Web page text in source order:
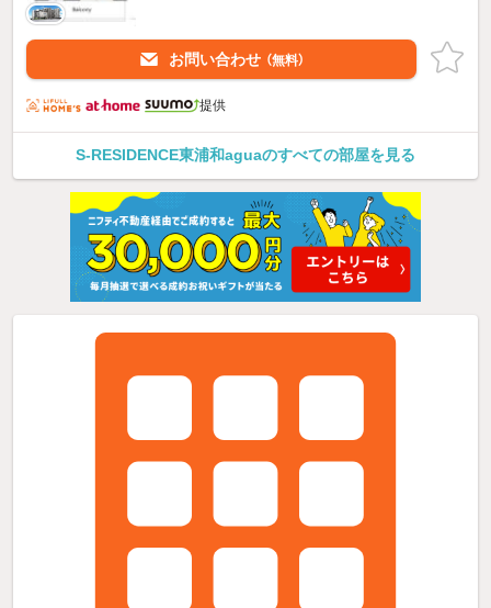
お問い合わせ （無料）
提供
S-RESIDENCE東浦和aguaのすべての部屋を見る